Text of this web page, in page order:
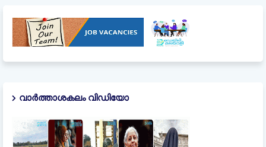
വാർത്താശകലം വിഡിയോ